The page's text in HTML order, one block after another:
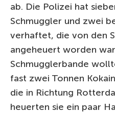
ab. Die Polizei hat
Schmuggler und zwei
verhaftet, die von den
angeheuert worden
Schmugglerbande
fast zwei Tonnen
die in Richtung
heuerten sie ein paar